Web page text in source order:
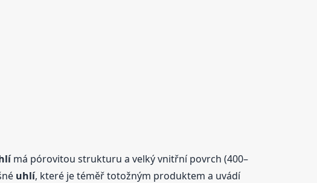
má pórovitou strukturu a velký vnitřní povrch (400–
uhlí, které je téměř totožným produktem a uvádí